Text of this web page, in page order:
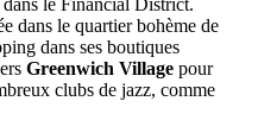
dans le quartier bohème de
dans ses boutiques
Greenwich Village pour
clubs de jazz, comme